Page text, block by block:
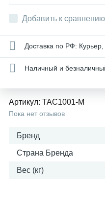
Добавить к сравнению
Доставка по РФ:
Наличный и
Артикул: TAC1001-M
Пока нет отзывов
Бренд
Страна Бренда
Вес (кг)